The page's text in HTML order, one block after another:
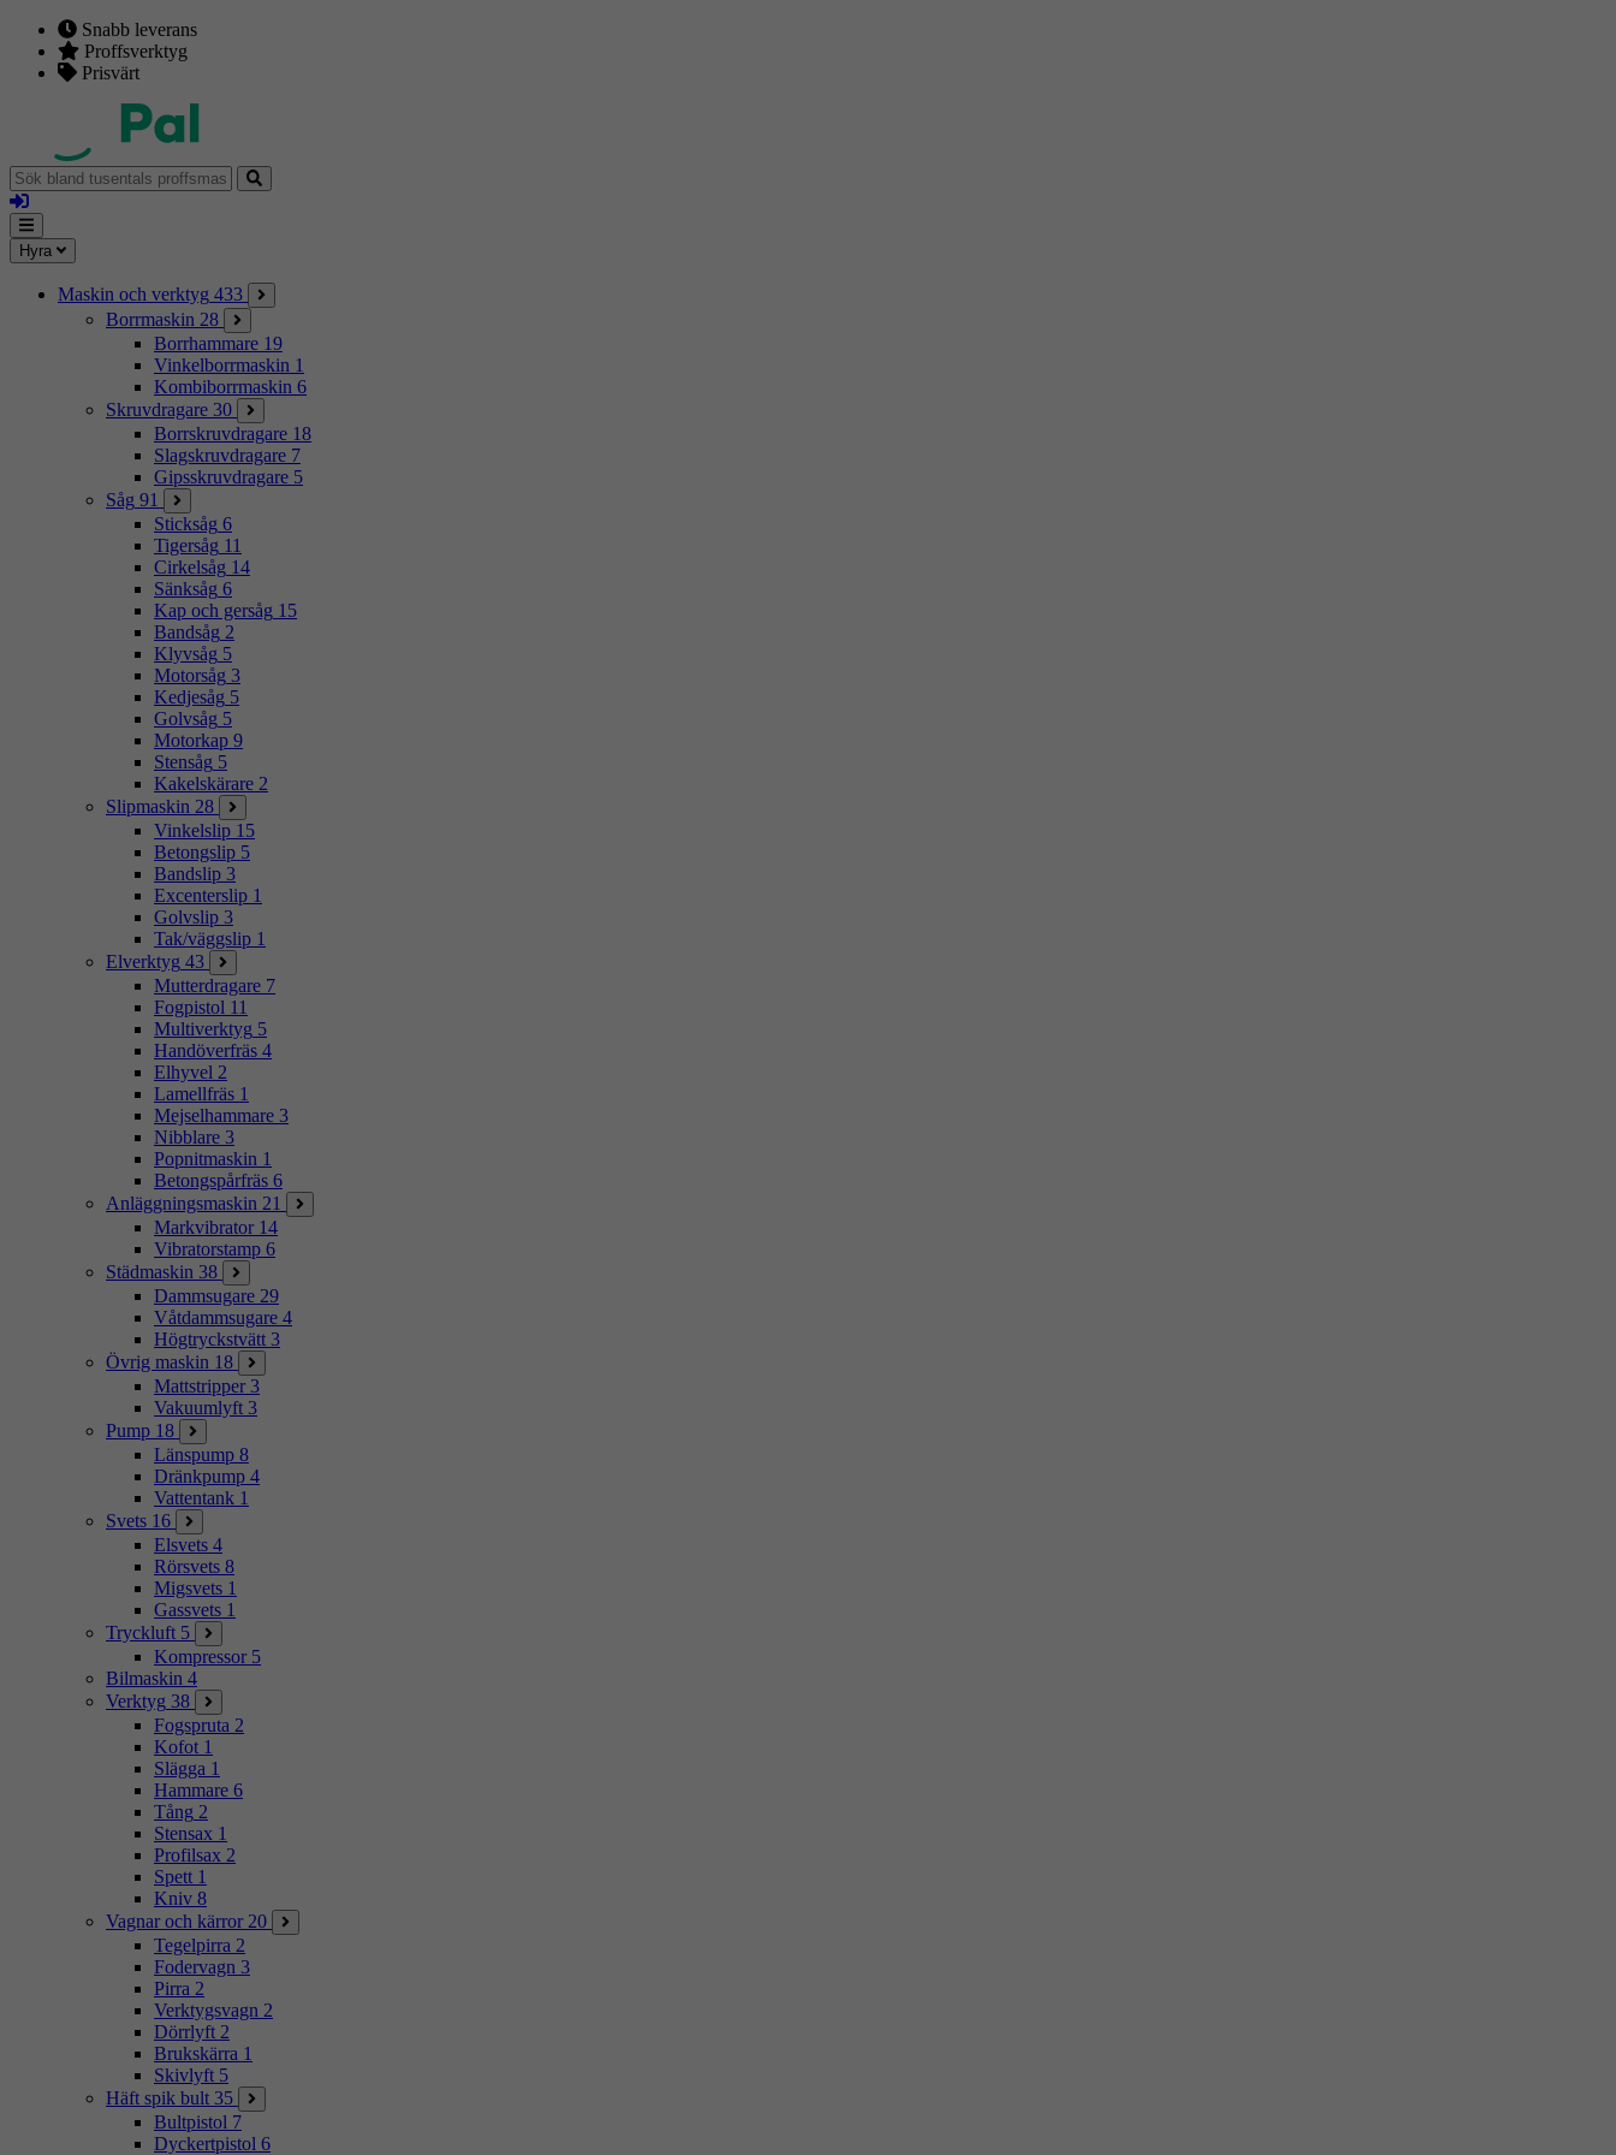
Snabb leverans
Proffsverktyg
Prisvärt
Sök
bland
tusentals
proffsmaskiner
Logga
in
Mina
sidor
Meny
Hyra
Maskin och verktyg 433
Borrmaskin 28
Borrhammare 19
Vinkelborrmaskin 1
Kombiborrmaskin 6
Skruvdragare 30
Borrskruvdragare 18
Slagskruvdragare 7
Gipsskruvdragare 5
Såg 91
Sticksåg 6
Tigersåg 11
Cirkelsåg 14
Sänksåg 6
Kap och gersåg 15
Bandsåg 2
Klyvsåg 5
Motorsåg 3
Kedjesåg 5
Golvsåg 5
Motorkap 9
Stensåg 5
Kakelskärare 2
Slipmaskin 28
Vinkelslip 15
Betongslip 5
Bandslip 3
Excenterslip 1
Golvslip 3
Tak/väggslip 1
Elverktyg 43
Mutterdragare 7
Fogpistol 11
Multiverktyg 5
Handöverfräs 4
Elhyvel 2
Lamellfräs 1
Mejselhammare 3
Nibblare 3
Popnitmaskin 1
Betongspårfräs 6
Anläggningsmaskin 21
Markvibrator 14
Vibratorstamp 6
Städmaskin 38
Dammsugare 29
Våtdammsugare 4
Högtryckstvätt 3
Övrig maskin 18
Mattstripper 3
Vakuumlyft 3
Pump 18
Länspump 8
Dränkpump 4
Vattentank 1
Svets 16
Elsvets 4
Rörsvets 8
Migsvets 1
Gassvets 1
Tryckluft 5
Kompressor 5
Bilmaskin 4
Verktyg 38
Fogspruta 2
Kofot 1
Slägga 1
Hammare 6
Tång 2
Stensax 1
Profilsax 2
Spett 1
Kniv 8
Vagnar och kärror 20
Tegelpirra 2
Fodervagn 3
Pirra 2
Verktygsvagn 2
Dörrlyft 2
Brukskärra 1
Skivlyft 5
Häft spik bult 35
Bultpistol 7
Dyckertpistol 6